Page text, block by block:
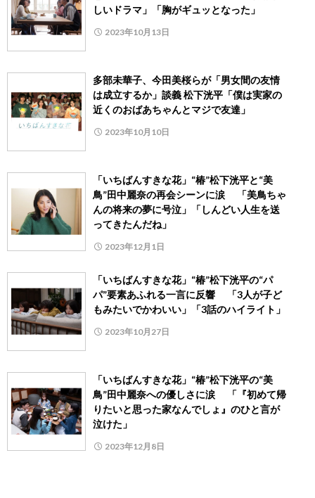
しいドラマ」「胸がギュッとなった」
2023年10月13日
多部未華子、今田美桜らが「男女間の友情
は成立するか」談義 松下洸平「僕は実家の
近くのおばあちゃんとマジで友達」
2023年10月10日
「いちばんすきな花」“椿”松下洸平と“美
鳥”田中麗奈の再会シーンに涙 「美鳥ちゃ
んの将来の夢に号泣」「しんどい人生を送
ってきたんだね」
2023年12月1日
「いちばんすきな花」“椿”松下洸平の“パ
パ”要素あふれる一言に反響 「3人が子ど
もみたいでかわいい」「3話のハイライト」
2023年10月27日
「いちばんすきな花」“椿”松下洸平の“美
鳥”田中麗奈への優しさに涙 「『初めて帰
りたいと思った家なんでしょ』のひと言が
泣けた」
2023年12月8日